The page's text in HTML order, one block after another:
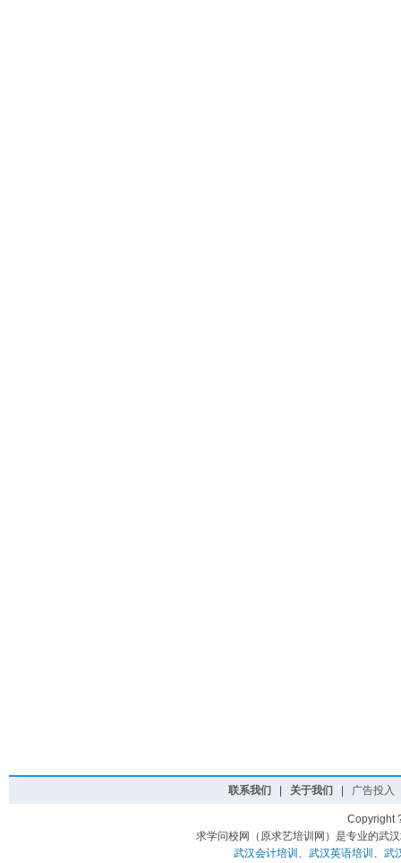
联系我们 关于我们 广告投入
Copyright
求学问校网（原求艺培训网）是专业的武
武汉会计培训 、 武汉英语培训 、 武